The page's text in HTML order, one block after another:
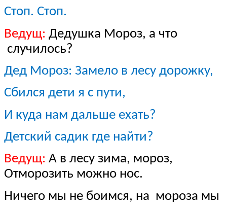
Стоп. Стоп.
Ведущ: Дедушка Мороз, а что
случилось?
Дед Мороз: Замело в лесу дорожку,
Сбился дети я с пути,
И куда нам дальше ехать?
Детский садик где найти?
Ведущ: А в лесу зима, мороз,
Отморозить можно нос.
Ничего мы не боимся, на мороза мы